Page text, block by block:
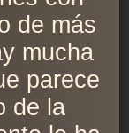
de más
mucha
parece
de la